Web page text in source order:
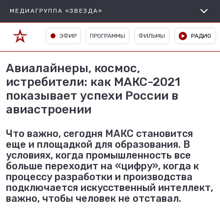
МЕДИАГРУППА «ЗВЕЗДА»
ЭФИР ПРОГРАММЫ ФИЛЬМЫ РАДИО
Авиалайнеры, космос,
истребители: как МАКС-2021
показывает успехи России в
авиастроении
Что важно, сегодня МАКС становится
еще и площадкой для образования. В
условиях, когда промышленность все
больше переходит на «цифру», когда к
процессу разработки и производства
подключается искусственный интеллект,
важно, чтобы человек не отставал.